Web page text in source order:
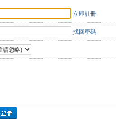
立即註冊
找回密碼